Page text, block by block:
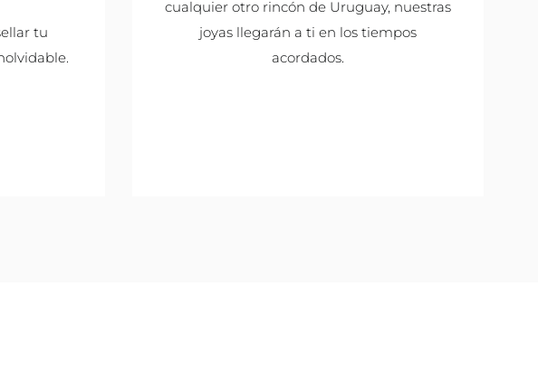
tu
cualquier otro rincón de Uruguay, nuestras
joyas llegarán a ti en los tiempos
acordados.